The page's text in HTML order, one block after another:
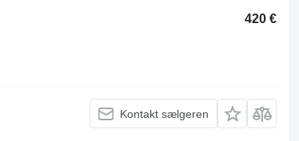
420 €
Kontakt sælgeren